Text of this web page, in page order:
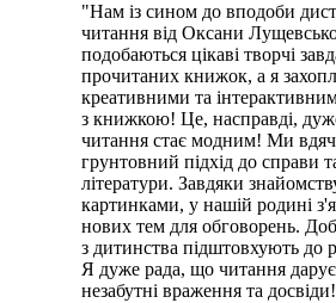
"Нам із сином до вподоби
читання від Оксани
подобаються цікаві творчі
прочитаних книжок, а я
креативними та
з книжкою! Це, насправді,
читання стає модним! Ми
грунтовний підхід до справи
літератури. Завдяки
картинками, у нашій родині
нових тем для обговорень.
з дитинства підштовхують до
Я дуже рада, що читання дарує
незабутні враження та